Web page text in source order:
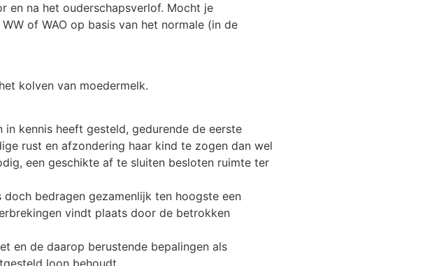
na het ouderschapsverlof. Mocht je
of WAO op basis van het normale (in de
kolven van moedermelk.
kennis heeft gesteld, gedurende de eerste
rust en afzondering haar kind te zogen dan wel
een geschikte af te sluiten besloten ruimte ter
bedragen gezamenlijk ten hoogste een
vindt plaats door de betrokken
en de daarop berustende bepalingen als